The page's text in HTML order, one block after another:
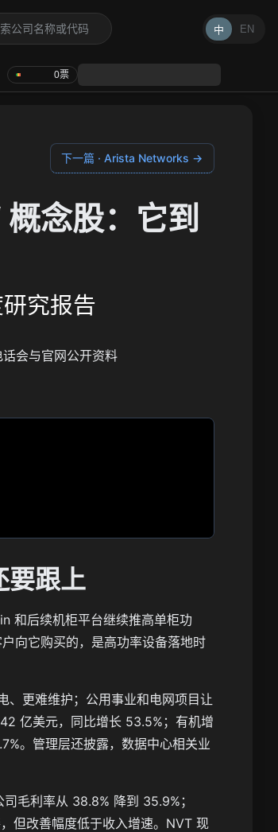
中 EN
0票
下一篇 · Arista Networks →
念股：它到
究报告
会与官网公开资料
要跟上
和后续机柜平台继续推高单柜功
向它购买的，是高功率设备落地时
、更难维护；公用事业和电网项目让
亿美元，同比增长 53.5%；有机增
。管理层还披露，数据中心相关业
毛利率从 38.8% 降到 35.9%；
但改善幅度低于收入增速。NVT 现